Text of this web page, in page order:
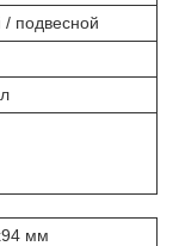
/ подвесной
мм